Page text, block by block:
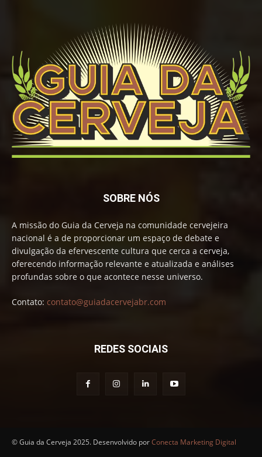
SOBRE NÓS
A missão do Guia da Cerveja na comunidade cervejeira
nacional é a de proporcionar um espaço de debate e
divulgação da efervescente cultura que cerca a cerveja,
oferecendo informação relevante e atualizada e análises
profundas sobre o que acontece nesse universo.
Contato: contato@guiadacervejabr.com
REDES SOCIAIS
© Guia da Cerveja 2025. Desenvolvido porConecta Marketing Digital